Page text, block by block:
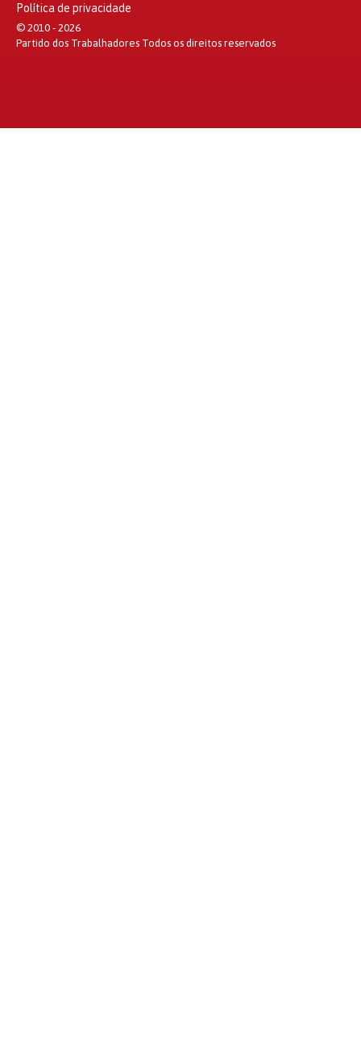
Política de privacidade
© 2010 - 2026
Partido dos Trabalhadores Todos os direitos reservados